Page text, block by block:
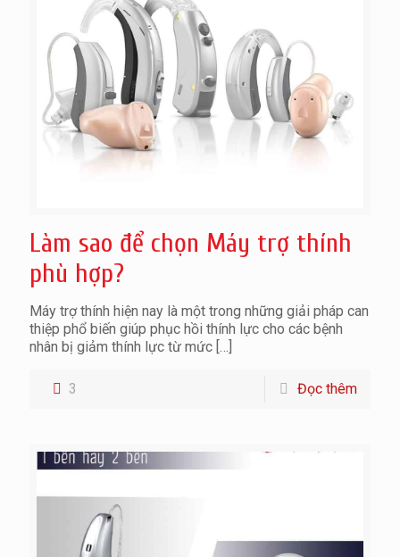
Làm sao để chọn Máy trợ thính
phù hợp?
Máy trợ thính hiện nay là một trong những giải pháp can
thiệp phổ biến giúp phục hồi thính lực cho các bệnh
nhân bị giảm thính lực từ mức […]
3 Đọc thêm